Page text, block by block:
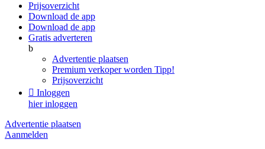
Prijsoverzicht
Download de app
Download de app
Gratis adverteren
b
Advertentie plaatsen
Premium verkoper worden Tipp!
Prijsoverzicht
 Inloggen
hier inloggen
Advertentie plaatsen
Aanmelden